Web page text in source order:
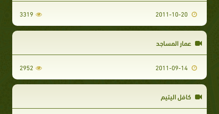
3319
عمار المساجد
2952
كافل اليتيم